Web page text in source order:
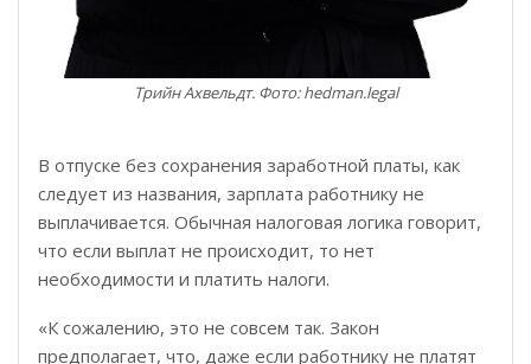
Трийн Ахвельдт. Фото: hedman.legal
В отпуске без сохранения заработной платы, как
следует из названия, зарплата работнику не
выплачивается. Обычная налоговая логика говорит,
что если выплат не происходит, то нет
необходимости и платить налоги.
«К сожалению, это не совсем так. Закон
предполагает, что, даже если работнику не платят